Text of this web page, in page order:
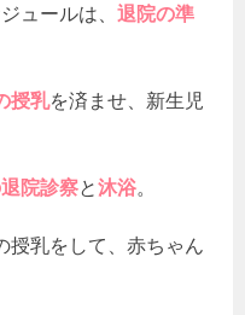
ュールは、退院の準
授乳を済ませ、新生児
院診察と沐浴。
授乳をして、赤ちゃん